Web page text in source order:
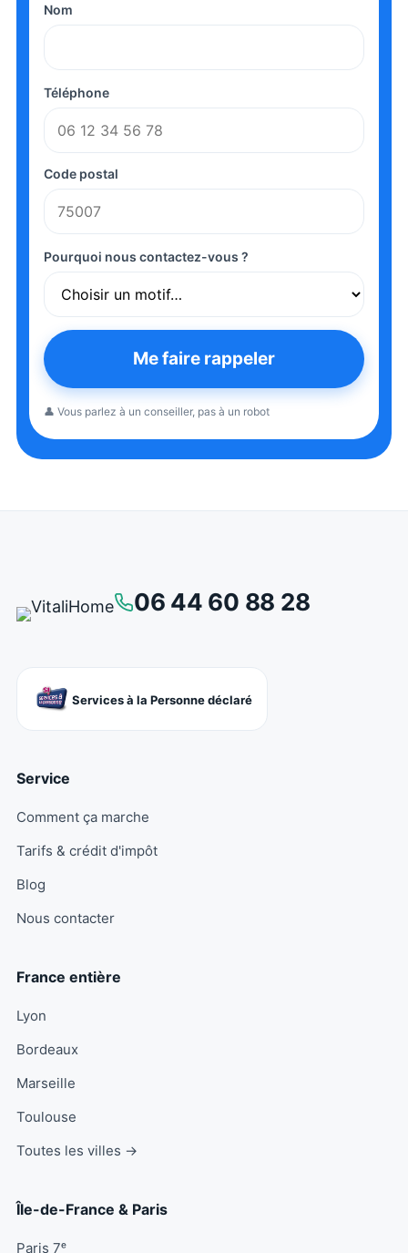
Nom
Téléphone
Code postal
Pourquoi nous contactez-vous ?
Me faire rappeler
👤 Vous parlez à un conseiller, pas à un robot
06 44 60 88 28
Services à la Personne déclaré
Service
Comment ça marche
Tarifs & crédit d'impôt
Blog
Nous contacter
France entière
Lyon
Bordeaux
Marseille
Toulouse
Toutes les villes →
Île-de-France & Paris
Paris 7ᵉ